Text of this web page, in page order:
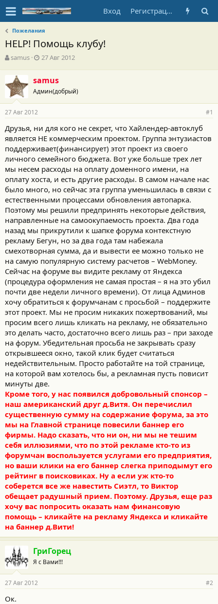
Вход Регистрация
Пожелания
HELP! Помощь клубу!
А
о
р
т
е
м
ы
samus
Д
а
н
а
л
а
27 Авг 2012
samus
Админ(добрый)
27 Авг 2012 #1
Друзья, ни для кого не секрет, что Хайлендер-автоклуб
является НЕ коммерческим проектом. Группа энтузиастов
поддерживает(финансирует) этот проект из своего
личного семейного бюджета. Вот уже больше трех лет
мы несем расходы на оплату доменного имени, на
оплату хоста, и есть другие расходы. В самом начале нас
было много, но сейчас эта группа уменьшилась в связи с
естественными процессами обновления автопарка.
Поэтому мы решили предпринять некоторые действия,
направленные на самоокупаемость проекта. Два года
назад мы прикрутили к шапке форума контекстную
рекламу Бегун, но за два года там набежала
смехотворная сумма, да и вывести ее можно только не
на самую популярную систему расчетов – WebMoney.
Сейчас на форуме вы видите рекламу от Яндекса
(процедура оформления не самая простая – я на это убил
почти две недели личного времени). От лица Админов
хочу обратиться к форумчанам с просьбой – поддержите
этот проект. Мы не просим никаких пожертвований, мы
просим всего лишь кликать на рекламу, не обязательно
это делать часто, достаточно всего лишь раз – при заходе
на форум. Убедительная просьба не закрывать сразу
открывшееся окно, такой клик будет считаться
недействительным. Просто работайте на той странице,
на которой вам хотелось бы, а рекламная пусть повисит
минуты две.
Кроме того, у нас появился добровольный спонсор –
наш американский друг д.Витя. Он перечислил
существенную сумму на содержание форума, за это
мы на Главной странице повесили баннер его
фирмы. Надо сказать, что ни он, ни мы не тешим
себя иллюзиями, что по этой рекламе кто-то из
форумчан воспользуется услугами его предприятия,
но ваши клики на его баннер слегка приподымут его
рейтинг в поисковиках. Ну а если уж кто-то
соберется все же навестить Сиэтл, то Виктор
обещает радушный прием. Поэтому. Друзья, еще раз
хочу вас попросить оказать нам финансовую
помощь – кликайте на рекламу Яндекса и кликайте
на баннер д.Вити!
ГриГорец
Я с Вами!!!
27 Авг 2012 #2
Ок.